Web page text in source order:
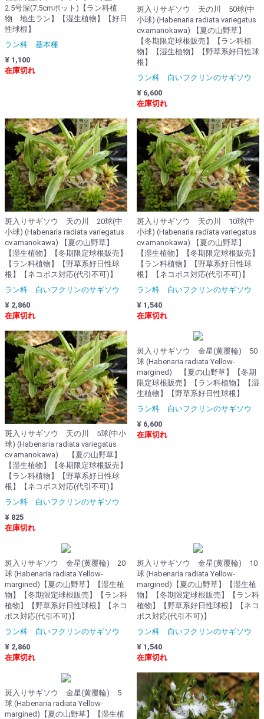
2.5号深(7.5cmポット)【ラン科植
物 地生ラン】【湿生植物】【好日
性球根】
ラン科 基本種
¥ 1,100
在庫切れ
斑入りサギソウ 天の川 50球(中
小球) (Habenaria radiata variegatus
cv.amanokawa) 【夏の山野草】
【冬期限定球根販売】【ラン科植
物】【湿生植物】【野草系好日性球
根】
ラン科 白いフクリンのサギソウ
¥ 6,600
在庫切れ
斑入りサギソウ 天の川 20球(中
小球) (Habenaria radiata variegatus
cv.amanokawa) 【夏の山野草】
【湿生植物】【冬期限定球根販売】
【ラン科植物】【野草系好日性球
根】【ネコポス対応(代引不可)】
ラン科 白いフクリンのサギソウ
¥ 2,860
在庫切れ
斑入りサギソウ 天の川 10球(中
小球) (Habenaria radiata variegatus
cv.amanokawa) 【夏の山野草】
【湿生植物】【冬期限定球根販売】
【ラン科植物】【野草系好日性球
根】【ネコポス対応(代引不可)】
ラン科 白いフクリンのサギソウ
¥ 1,540
在庫切れ
斑入りサギソウ 天の川 5球(中小
球) (Habenaria radiata variegatus
cv.amanokawa) 【夏の山野草】
【湿生植物】【冬期限定球根販売】
【ラン科植物】【野草系好日性球
根】【ネコポス対応(代引不可)】
ラン科 白いフクリンのサギソウ
¥ 825
在庫切れ
斑入りサギソウ 金星(黄覆輪) 50
球 (Habenaria radiata Yellow-
margined) 【夏の山野草】【冬期
限定球根販売】【ラン科植物】【湿
生植物】【野草系好日性球根】
ラン科 白いフクリンのサギソウ
¥ 6,600
在庫切れ
斑入りサギソウ 金星(黄覆輪) 20
球 (Habenaria radiata Yellow-
margined)【夏の山野草】【湿生植
物】【冬期限定球根販売】【ラン科
植物】【野草系好日性球根】【ネコ
ポス対応(代引不可)】
ラン科 白いフクリンのサギソウ
¥ 2,860
在庫切れ
斑入りサギソウ 金星(黄覆輪) 10
球 (Habenaria radiata Yellow-
margined)【夏の山野草】【湿生植
物】【冬期限定球根販売】【ラン科
植物】【野草系好日性球根】【ネコ
ポス対応(代引不可)】
ラン科 白いフクリンのサギソウ
¥ 1,540
在庫切れ
斑入りサギソウ 金星(黄覆輪) 5
球 (Habenaria radiata Yellow-
margined)【夏の山野草】【湿生植